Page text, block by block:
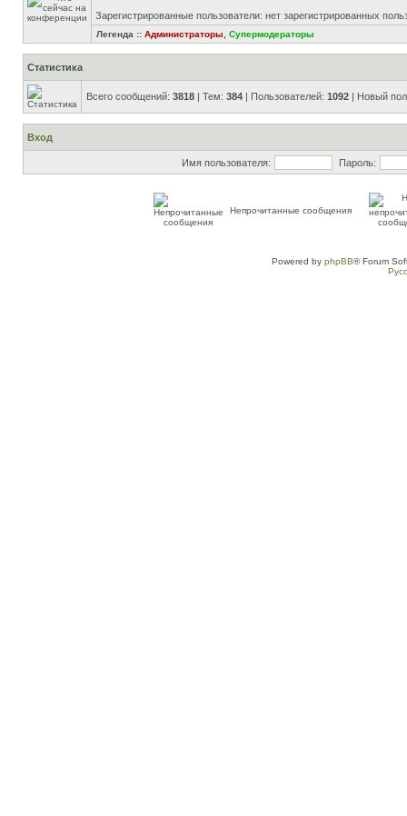
Зарегистрированные пользователи: нет зарегистрированных
Легенда :: Администраторы Супермодераторы
Статистика
Всего сообщений: 3818 | Тем: 384 | Пользователей: 1092 | Новый
Вход
Имя пользователя: Пароль:
Непрочитанные сообщения
Powered by phpBB® Forum